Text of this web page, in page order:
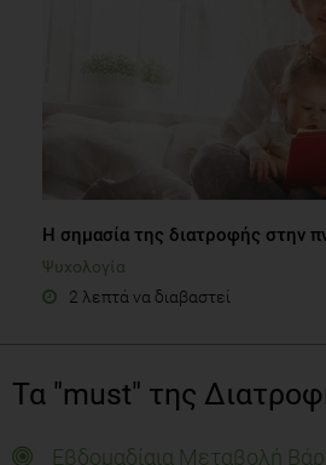
Η σημασία της διατροφής στην
Ψυχολογία
2 λεπτά να διαβαστεί
Τα "must" της
Εβδομαδίαια Μεταβολή